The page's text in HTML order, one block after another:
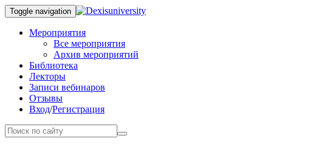
Toggle navigation
Мероприятия
Все мероприятия
Архив мероприятий
Библиотека
Лекторы
Записи вебинаров
Отзывы
Вход/Регистрация